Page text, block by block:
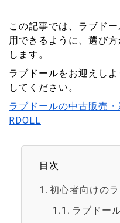
この記事では、ラブド
用できるように、選び
します。
ラブドールをお迎えし
してください。
ラブドールの中古販売
RDOLL
目次
初心者向けの
ラブドー